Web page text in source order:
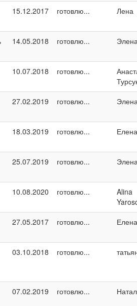
15.12.2017 готовлю... Лена
14.05.2018 готовлю...
10.07.2018 готовлю...
27.02.2019 готовлю...
18.03.2019 готовлю...
25.07.2019 готовлю...
10.08.2020 готовлю...
Alina
27.05.2017 готовлю...
03.10.2018 готовлю...
07.02.2019 готовлю...